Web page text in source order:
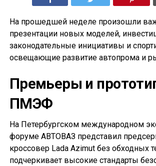
На прошедшей неделе произошли
презентации новых моделей,
законодательные инициативы и
освещающие развитие автопрома и
Премьеры и
ПМЭФ
На Петербургском международном
форуме АВТОВАЗ представил
кроссовер Lada Azimut без обходных
подчеркивает высокие стандарты